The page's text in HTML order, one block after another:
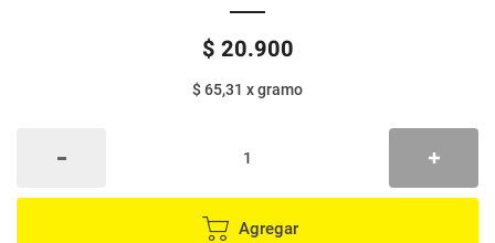
$ 20.900
$ 65,31 xgramo
Agregar